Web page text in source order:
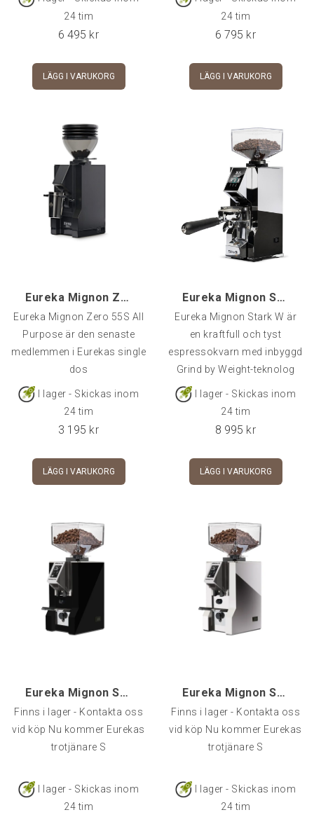
24 tim
6 495 kr
LÄGG I VARUKORG
24 tim
6 795 kr
LÄGG I VARUKORG
Eureka Mignon Zero 55S - All Purpose, Svart
Eureka Mignon Zero 55S All
Purpose är den senaste
medlemmen i Eurekas single
dos
I lager - Skickas inom
24 tim
3 195 kr
LÄGG I VARUKORG
Eureka Mignon Stark W, Krom
Eureka Mignon Stark W är
en kraftfull och tyst
espressokvarn med inbyggd
Grind by Weight-teknolog
I lager - Skickas inom
24 tim
8 995 kr
LÄGG I VARUKORG
Eureka Mignon Specialita Compatto, Svart
Finns i lager - Kontakta oss
vid köp Nu kommer Eurekas
trotjänare S
I lager - Skickas inom
24 tim
Eureka Mignon Specialita Compatto, Krom
Finns i lager - Kontakta oss
vid köp Nu kommer Eurekas
trotjänare S
I lager - Skickas inom
24 tim